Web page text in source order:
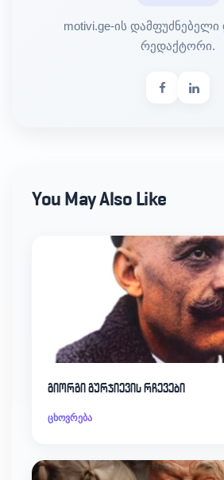
motivi.ge-ის
რედაქტორი.
You May Also Like
გიორგი გურჯიევის რჩევები
ცხოვრება